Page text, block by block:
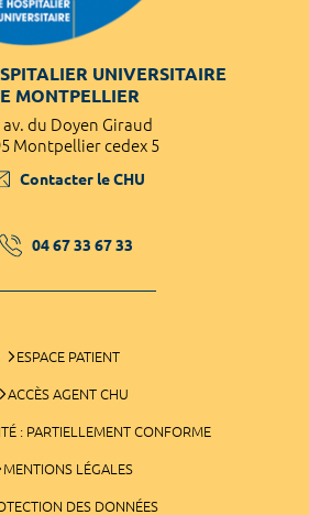
UNIVERSITAIRE
MONTPELLIER
av. du Doyen Giraud
Montpellier cedex 5
Contacter le CHU
04 67 33 67 33
ESPACE PATIENT
ACCÈS AGENT CHU
: PARTIELLEMENT CONFORME
MENTIONS LÉGALES
DES DONNÉES